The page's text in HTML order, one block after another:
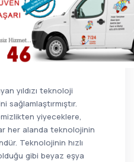
yıldızı teknoloji
sağlamlaştırmıştır.
yiyeceklere,
her alanda teknolojinin
Teknolojinin hızlı
gibi beyaz eşya